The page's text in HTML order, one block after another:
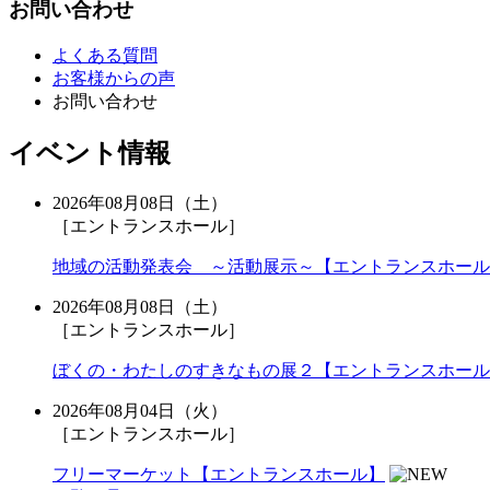
お問い合わせ
よくある質問
お客様からの声
お問い合わせ
イベント情報
2026年08月08日（土）
［エントランスホール］
地域の活動発表会 ～活動展示～【エントランスホー
2026年08月08日（土）
［エントランスホール］
ぼくの・わたしのすきなもの展２【エントランスホー
2026年08月04日（火）
［エントランスホール］
フリーマーケット【エントランスホール】